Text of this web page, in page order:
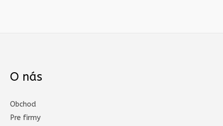
O nás
Obchod
Pre firmy